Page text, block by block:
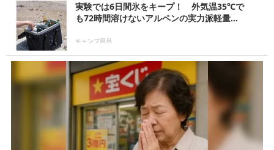
実験では6日間氷をキープ！ 外気温35℃で
も72時間溶けないアルペンの実力派軽量...
キャンプ用品